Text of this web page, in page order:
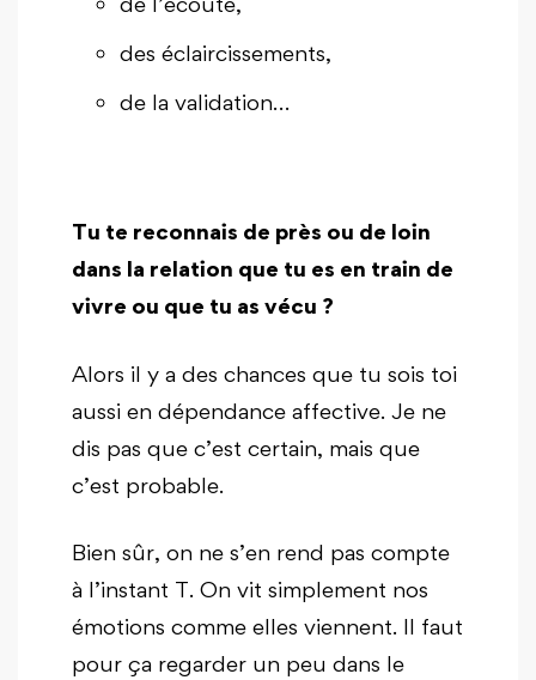
des éclaircissements,
de la validation…
Tu te reconnais de près ou de loin
dans la relation que tu es en train de
vivre ou que tu as vécu ?
Alors il y a des chances que tu sois toi
aussi en dépendance affective. Je ne
dis pas que c’est certain, mais que
c’est probable.
Bien sûr, on ne s’en rend pas compte
à l’instant T. On vit simplement nos
émotions comme elles viennent. Il faut
pour ça regarder un peu dans le